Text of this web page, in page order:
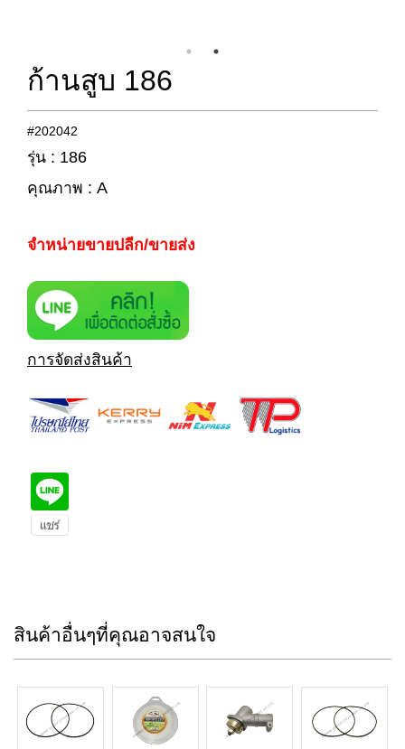
ก้านสูบ 186
#202042
รุ่น : 186
คุณภาพ : A
จำหน่ายขายปลีก/ขายส่ง
การจัดส่งสินค้า
สินค้าอื่นๆที่คุณอาจสนใจ